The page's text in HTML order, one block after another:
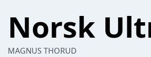
Norsk
MAGNUS THORUD